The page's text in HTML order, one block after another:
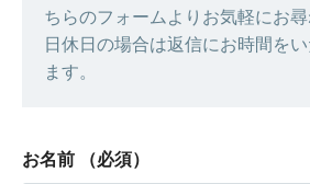
ちらのフォームよりお気軽にお
日休日の場合は返信にお時間を
ます。
お名前 （必須）